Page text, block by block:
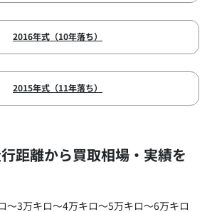
2016年式（10年落ち）
2015年式（11年落ち）
距離から買取相場・実績を
～3万キロ～4万キロ～5万キロ～6万キロ